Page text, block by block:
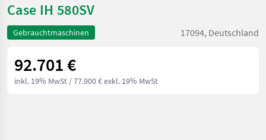
Case IH 580SV
Gebrauchtmaschinen 17094, Deutschland
92.701 €
inkl. 19% MwSt / 77.900 € exkl. 19% MwSt